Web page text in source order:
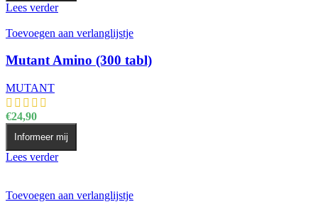
Lees verder
Toevoegen aan verlanglijstje
Mutant Amino (300 tabl)
MUTANT
€24,90
Informeer mij
Lees verder
Toevoegen aan verlanglijstje